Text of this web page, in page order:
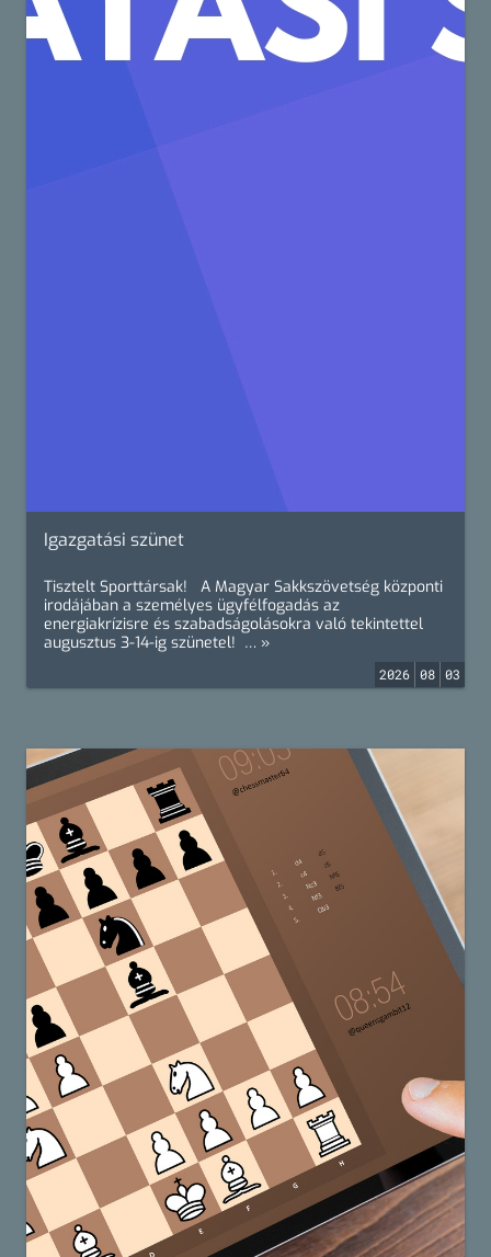
Igazgatási szünet
Tisztelt Sporttársak! A Magyar Sakkszövetség központi
irodájában a személyes ügyfélfogadás az
energiakrízisre és szabadságolásokra való tekintettel
augusztus 3-14-ig szünetel! … »
2026 08 03